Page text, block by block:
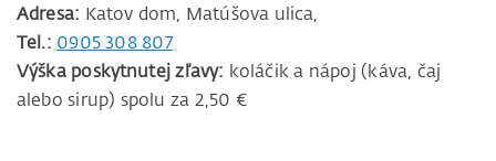
Adresa: Katov dom, Matúšova ulica,
Tel.: 0905 308 807
Výška poskytnutej zľavy: koláčik a nápoj (káva, čaj
alebo sirup) spolu za 2,50 €